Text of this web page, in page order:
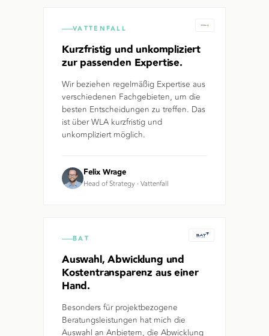
VATTENFALL
Kurzfristig und unkompliziert
zur passenden Expertise.
Wir beziehen regelmäßig Expertise aus
verschiedenen Fachgebieten, um die
besten Entscheidungen zu treffen. Das
ist über WLA kurzfristig und
unkompliziert möglich.
Felix Wrage
Head of Strategy · Vattenfall
BAT
Auswahl, Abwicklung und
Kostentransparenz aus einer
Hand.
Besonders für projektbezogene
Beratungsleistungen hat mich die
Auswahl an Anbietern, die Abwicklung